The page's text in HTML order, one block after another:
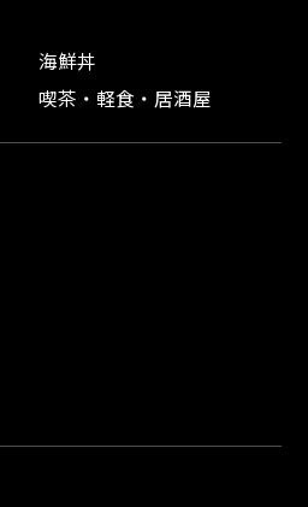
海鮮丼
喫茶・軽食・居酒屋